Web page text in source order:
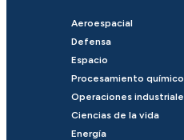
Aeroespacial
Defensa
Espacio
Procesamiento químico
Operaciones
Ciencias de la vida
Energía